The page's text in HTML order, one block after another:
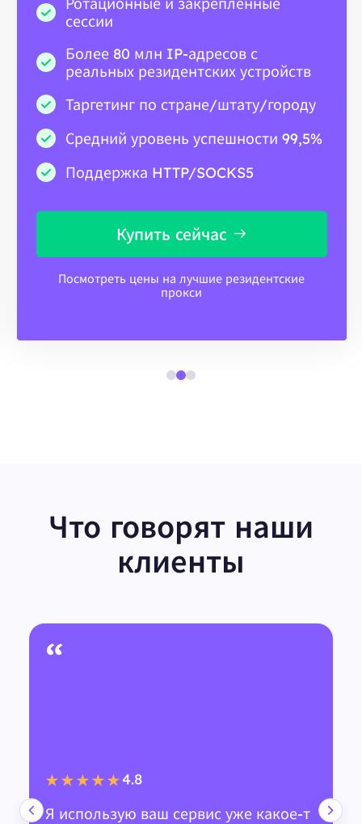
Ротационные и закрепленные
сессии
Более 80 млн IP-адресов с
реальных резидентских устройств
Таргетинг по стране/штату/городу
Средний уровень успешности 99,5%
Поддержка HTTP/SOCKS5
Купить сейчас
Посмотреть цены на лучшие резидентские
прокси
Что говорят наши
клиенты
“
★★★★★4.8
Я использую ваш сервис уже какое-т